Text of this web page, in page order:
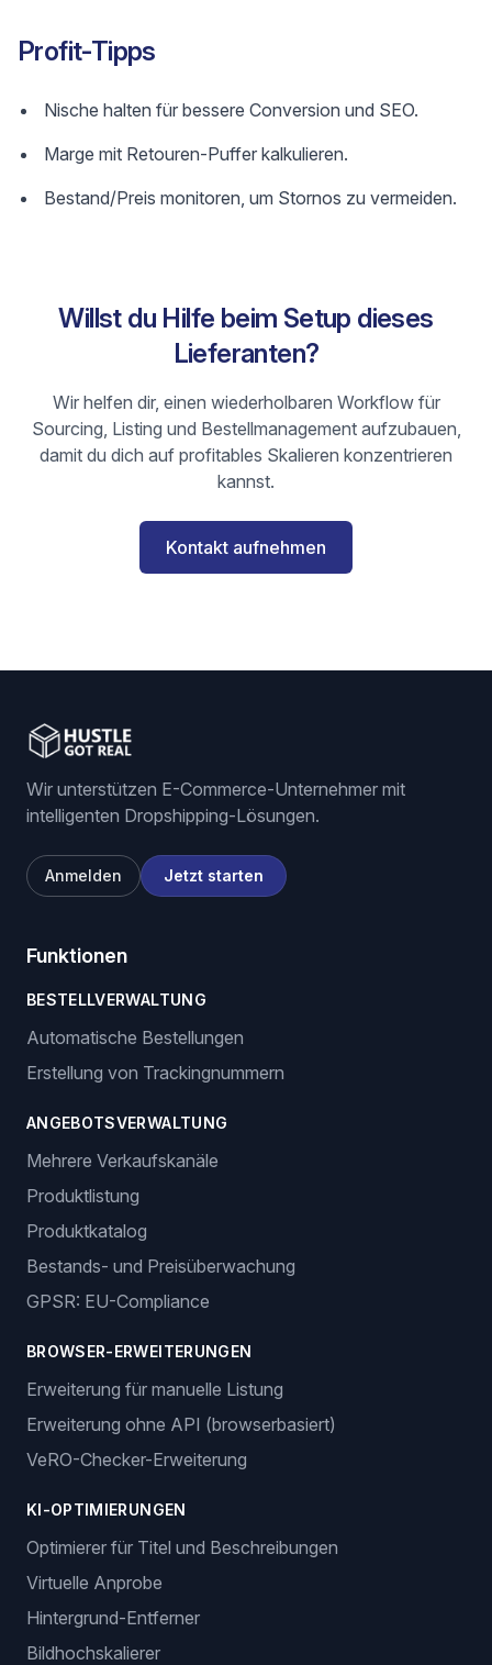
Profit-Tipps
Nische halten für bessere Conversion und SEO.
Marge mit Retouren-Puffer kalkulieren.
Bestand/Preis monitoren, um Stornos zu vermeiden.
Willst du Hilfe beim Setup dieses
Lieferanten?
Wir helfen dir, einen wiederholbaren Workflow für
Sourcing, Listing und Bestellmanagement aufzubauen,
damit du dich auf profitables Skalieren konzentrieren
kannst.
Kontakt aufnehmen
Wir unterstützen E-Commerce-Unternehmer mit
intelligenten Dropshipping-Lösungen.
Anmelden Jetzt starten
Funktionen
BESTELLVERWALTUNG
Automatische Bestellungen
Erstellung von Trackingnummern
ANGEBOTSVERWALTUNG
Mehrere Verkaufskanäle
Produktlistung
Produktkatalog
Bestands- und Preisüberwachung
GPSR: EU-Compliance
BROWSER-ERWEITERUNGEN
Erweiterung für manuelle Listung
Erweiterung ohne API (browserbasiert)
VeRO-Checker-Erweiterung
KI-OPTIMIERUNGEN
Optimierer für Titel und Beschreibungen
Virtuelle Anprobe
Hintergrund-Entferner
Bildhochskalierer